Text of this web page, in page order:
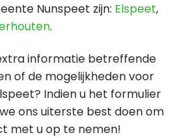
Nunspeet zijn: Elspeet,
.
informatie betreffende
of de mogelijkheden voor
Indien u het formulier
ons uiterste best doen om
met u op te nemen!